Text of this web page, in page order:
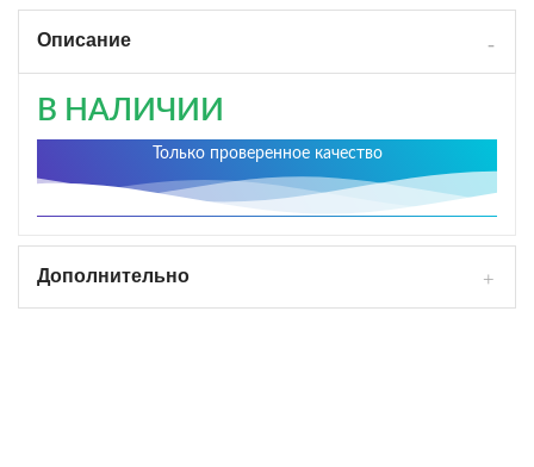
Описание
В НАЛИЧИИ
Только проверенное качество
Дополнительно